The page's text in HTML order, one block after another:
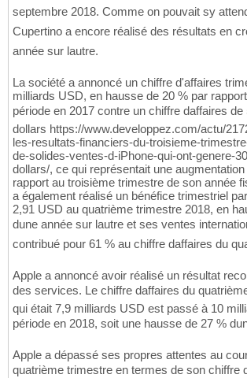
septembre 2018. Comme on pouvait sy
Cupertino a encore réalisé des résultats en
année sur lautre.
La société a annoncé un chiffre d'affaires
milliards USD, en hausse de 20 % par
période en 2017 contre un chiffre daffaires
dollars https://www.developpez.com/actu/
les-resultats-financiers-du-troisieme-
de-solides-ventes-d-iPhone-qui-ont-genere-
dollars/, ce qui représentait une
rapport au troisième trimestre de son année
a également réalisé un bénéfice trimestriel
2,91 USD au quatrième trimestre 2018, en
dune année sur lautre et ses ventes
contribué pour 61 % au chiffre daffaires du
Apple a annoncé avoir réalisé un résultat
des services. Le chiffre daffaires du
qui était 7,9 milliards USD est passé à 10
période en 2018, soit une hausse de 27 %
Apple a dépassé ses propres attentes au
quatrième trimestre en termes de son chiffre